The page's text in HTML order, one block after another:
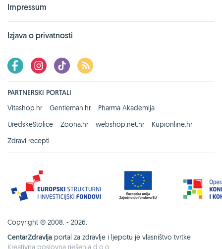
Impressum
Izjava o privatnosti
PARTNERSKI PORTALI
Vitashop.hr
Gentleman.hr
Pharma Akademija
UredskeStolice
Zoona.hr webshop.net.hr
Kupionline.hr
Zdravi recepti
Copyright © 2008. - 2026.
CentarZdravlja portal za zdravlje i ljepotu je vlasništvo tvrtke
Kreativna poslovna rješenja d.o.o.